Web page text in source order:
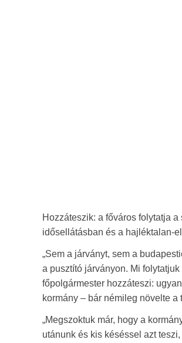
Hozzáteszik: a főváros folytatja
idősellátásban és a hajléktalan-
„Sem a járványt, sem a
a pusztító járványon. Mi
főpolgármester hozzáteszi:
kormány – bár némileg növelte a
„Megszoktuk már, hogy a
utánunk és kis késéssel azt